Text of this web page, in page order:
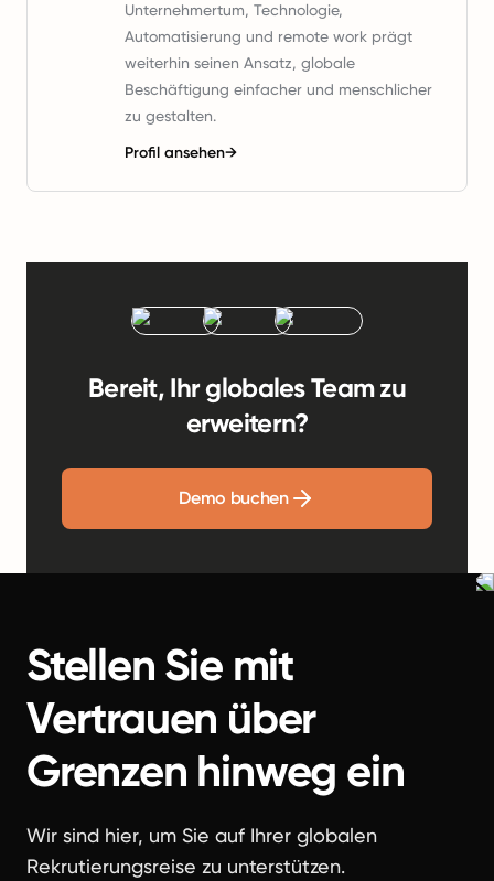
Unternehmertum, Technologie,
Automatisierung und remote work prägt
weiterhin seinen Ansatz, globale
Beschäftigung einfacher und menschlicher
zu gestalten.
Profil ansehen→
Bereit, Ihr globales Team zu
erweitern?
Demo buchen
Stellen Sie mit
Vertrauen über
Grenzen hinweg ein
Wir sind hier, um Sie auf Ihrer globalen
Rekrutierungsreise zu unterstützen.